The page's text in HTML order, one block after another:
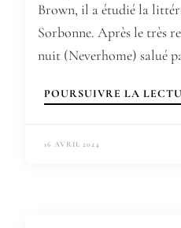
Brown, il a étudié la
Sorbonne. Après le très
nuit (Neverhome) salué
POURSUIVRE LA
16 AVRIL 2024